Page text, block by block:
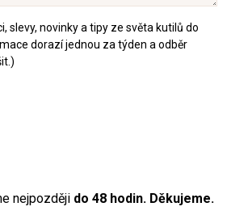
slevy, novinky a tipy ze světa kutilů do
dorazí jednou za týden a odběr
nejpozději do 48 hodin. Děkujeme.